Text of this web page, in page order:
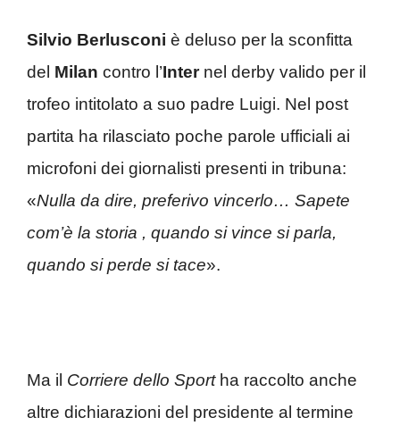
Silvio Berlusconi è deluso per la sconfitta
del Milan contro l’Internel derby valido per il
trofeo intitolato a suo padre Luigi. Nel post
partita ha rilasciato poche parole ufficiali ai
microfoni dei giornalisti presenti in tribuna:
«Nulla da dire, preferivo vincerlo… Sapete
com’è la storia , quando si vince si parla,
quando si perde si tace».
Ma il Corriere dello Sportha raccolto anche
altre dichiarazioni del presidente al termine